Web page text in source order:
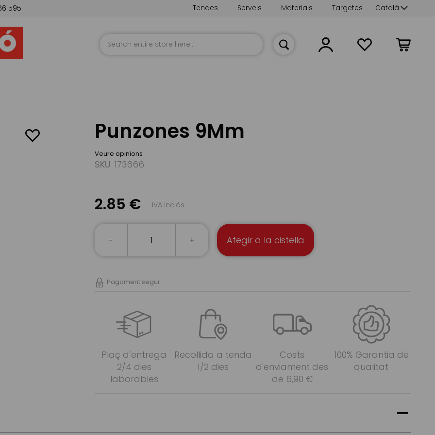
595 Language
Català
Targetes
Materials
Serveis
Tendes
La meva
Punzones 9Mm
Veure opinions
SKU 173666
2.85 € IVA inclòs
- + Afegir a la cistella
Pagament segur
Plaç d’entrega
2/4 dies
laborables
Recollida a tenda
1/2 dies
Costs
d'enviament des
de 6,90 €
100% Garantia de
qualitat